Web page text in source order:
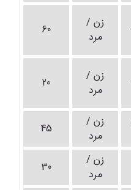
زن /
مرد
60
زن /
مرد
20
زن /
مرد
45
زن /
مرد
30